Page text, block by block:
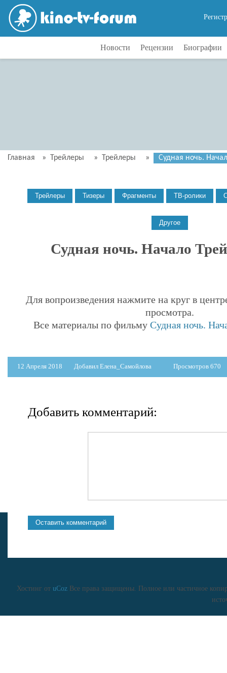
Новости Рецензии Биографии
Главная » Трейлеры » Трейлеры » Судная ночь.
Судная ночь. Начало
Для вопроизведения нажмите на круг в
просмотра.
Все материалы по фильму Судная ночь.
12 Апреля 2018 Добавил Елена_Самойлова Просмотров 670
Добавить комментарий:
Хостинг от uCozВсе права защищены. Полное или частичное